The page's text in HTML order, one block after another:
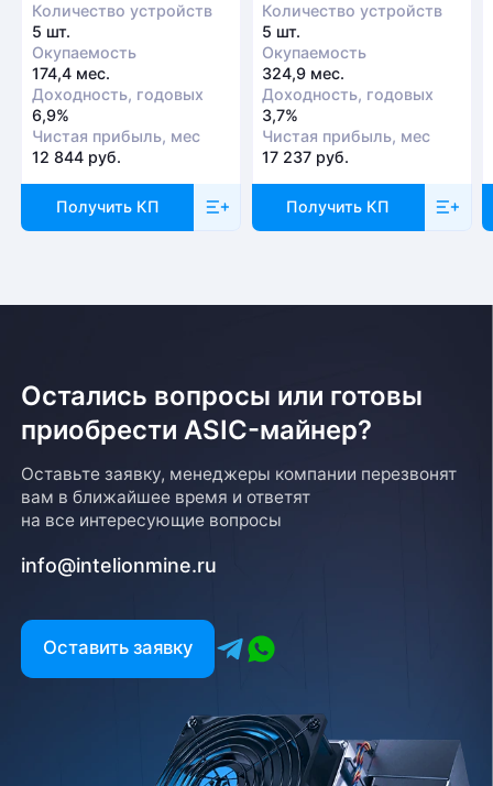
Количество устройств
5 шт.
Окупаемость
174,4 мес.
Доходность, годовых
6,9%
Чистая прибыль, мес
12 844 руб.
Получить КП
Количество устройств
5 шт.
Окупаемость
324,9 мес.
Доходность, годовых
3,7%
Чистая прибыль, мес
17 237 руб.
Получить КП
Остались вопросы или готовы
приобрести ASIC-майнер?
Оставьте заявку, менеджеры компании перезвонят
вам в ближайшее время и ответят
на все интересующие вопросы
info@intelionmine.ru
Оставить заявку